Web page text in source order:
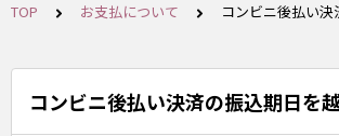
TOP お支払について コンビニ後払い
コンビニ後払い決済の振込期日を